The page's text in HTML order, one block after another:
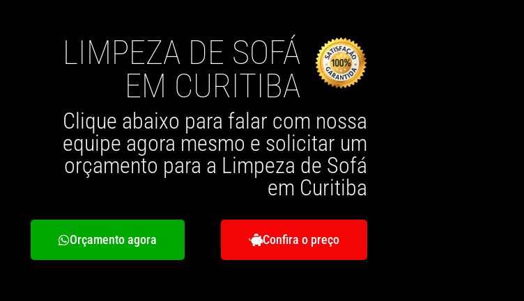
LIMPEZA DE SOFÁ
EM CURITIBA
Clique abaixo para falar com nossa
equipe agora mesmo e solicitar um
orçamento para a Limpeza de Sofá
em Curitiba
Orçamento agora Confira o preço